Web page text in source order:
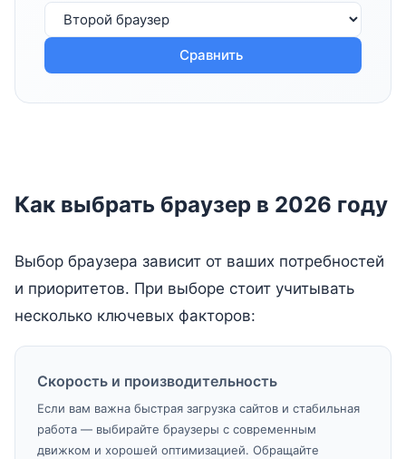
Сравнить
Как выбрать браузер в 2026 году
Выбор браузера зависит от ваших потребностей
и приоритетов. При выборе стоит учитывать
несколько ключевых факторов:
Скорость и производительность
Если вам важна быстрая загрузка сайтов и стабильная
работа — выбирайте браузеры с современным
движком и хорошей оптимизацией. Обращайте